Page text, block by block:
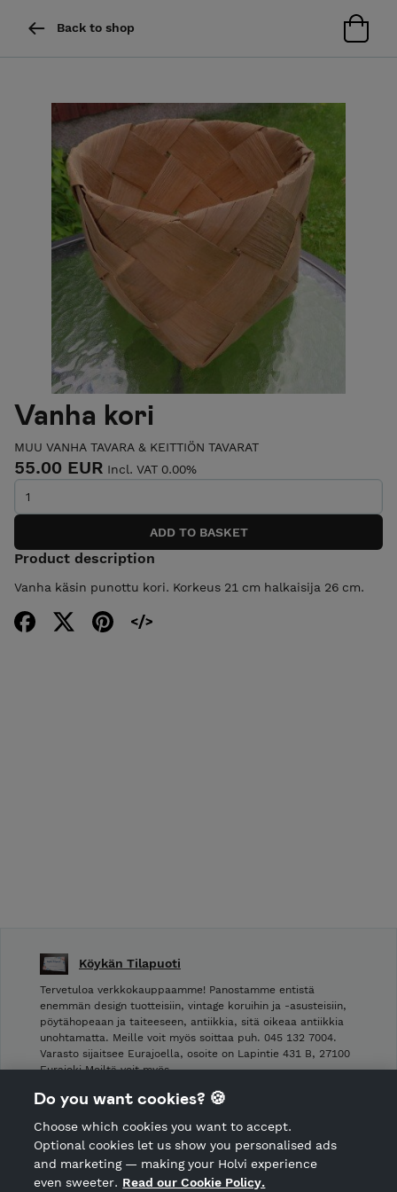
Back to shop
Vanha kori
MUU VANHA TAVARA & KEITTIÖN TAVARAT
55.00 EUR Incl. VAT 0.00%
Product description
Vanha käsin punottu kori. Korkeus 21 cm halkaisija 26 cm.
Köykän Tilapuoti
Tervetuloa verkkokauppaamme! Panostamme entistä
enemmän design tuotteisiin, vintage koruihin ja -asusteisiin,
pöytähopeaan ja taiteeseen, antiikkia, sitä oikeaa antiikkia
unohtamatta. Meille voit myös soittaa puh. 045 132 7004.
Varasto sijaitsee Eurajoella, osoite on Lapintie 431 B, 27100
Eurajoki Meiltä voit myös …
Shop Terms and Conditions
CANCEL ORDER
Do you want cookies? 🍪
Choose which cookies you want to accept.
Optional cookies let us show you personalised ads
and marketing — making your Holvi experience
even sweeter. Read our Cookie Policy.